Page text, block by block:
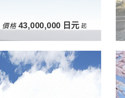
價格 43,000,000 日元 起